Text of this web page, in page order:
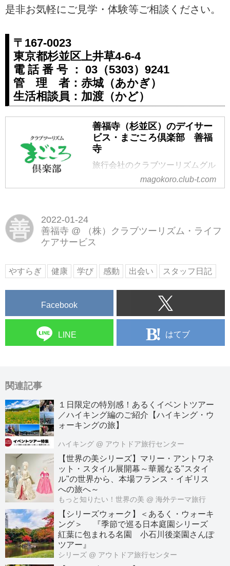
是非お気軽にご見学・体験等ご相談ください。
〒167-0023
東京都杉並区上井草4-6-4
電 話 番 号 ： 03（5303）9241
管 理 者：赤城（あかぎ）
生活相談員：加渡（かど）
善福寺（杉並区）のデイサー
ビス・まごころ倶楽部 善福
寺
旅行会社のクラブツーリズムグル
ープが運営する善福寺（杉並区・
練馬区）のデイサービス・介護施
magokoro.club-t.com
善
2022-01-24
善福寺 @
（株）クラブツーリズム・ライフ
ケアサービス
やすらぎ 健康 学び 感動 出会い スタッフ日記
Facebook
LINE はてブ
関連記事
１日限定の特別感！あるくイベントツアー
／ハイキング編のご紹介【ハイキング・ウ
ォーキングの旅】
ハイキング @ アウトドア旅行センター
【世界の美シリーズ】マリー・アントワネ
ット・スタイル展開幕～華麗なる"スタイ
ル"の世界から、本場フランス・イギリス
への旅へ～
もっと知りたい！世界の美 @ 海外テーマ旅行
【シリーズウォーク】＜あるく・ウォーキ
ング＞ 『季節で巡る日本庭園シリーズ
紅葉に包まれる名園 小石川後楽園さんぽ
ツアー』
シリーズ @ アウトドア旅行センター